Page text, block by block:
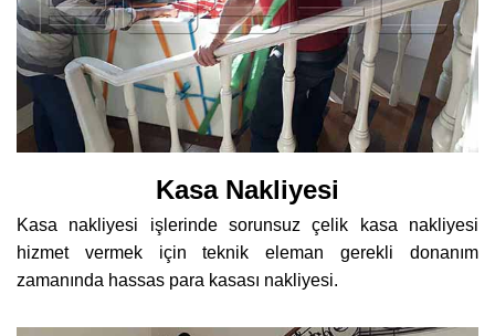
Kasa Nakliyesi
Kasa nakliyesi işlerinde sorunsuz çelik kasa nakliyesi
hizmet vermek için teknik eleman gerekli donanım
zamanında hassas para kasası nakliyesi.